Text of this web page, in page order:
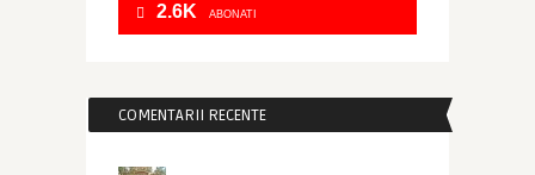
2.6K ABONATI
COMENTARII RECENTE